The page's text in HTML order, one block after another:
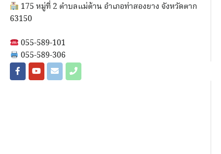
175 หมู่ที่ 2 ตำบลแม่ต้าน อำเภอท่าสองยาง จังหวัดตาก
63150
055-589-101
055-589-306